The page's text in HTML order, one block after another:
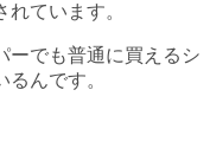
ています。
ーでも普通に買えるシ
んです。